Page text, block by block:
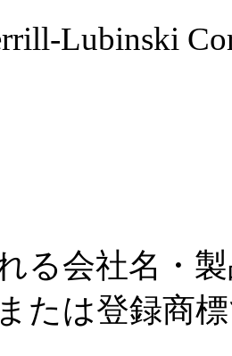
Lubinski
る会社名・
たは登録商